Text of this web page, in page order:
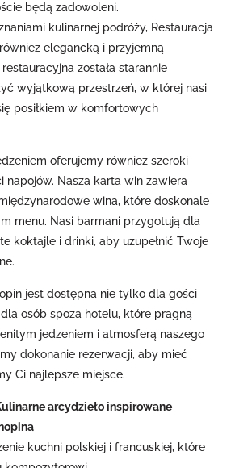
będą zadowoleni.
kulinarnej podróży, Restauracja
elegancką i przyjemną
została starannie
wyjątkową przestrzeń, w której nasi
posiłkiem w komfortowych
oferujemy również szeroki
napojów. Nasza karta win zawiera
wina, które doskonale
menu. Nasi barmani przygotują dla
koktajle i drinki, aby uzupełnić Twoje
jest dostępna nie tylko dla gości
osób spoza hotelu, które pragną
jedzeniem i atmosferą naszego
dokonanie rezerwacji, aby mieć
Ci najlepsze miejsce.
arcydzieło inspirowane
kuchni polskiej i francuskiej, które